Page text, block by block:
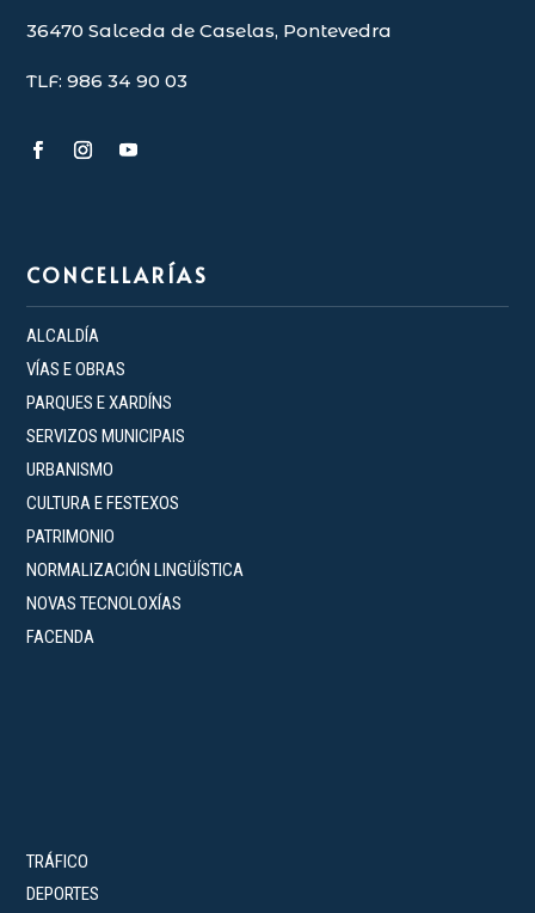
36470 Salceda de Caselas, Pontevedra
TLF: 986 34 90 03
CONCELLARÍAS
ALCALDÍA
VÍAS E OBRAS
PARQUES E XARDÍNS
SERVIZOS MUNICIPAIS
URBANISMO
CULTURA E FESTEXOS
PATRIMONIO
NORMALIZACIÓN LINGÜÍSTICA
NOVAS TECNOLOXÍAS
FACENDA
TRÁFICO
DEPORTES